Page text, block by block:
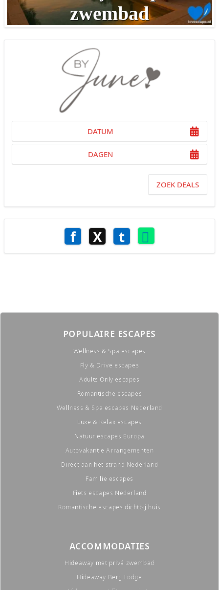
zwembad
DATUM
DAGEN
ZOEK DEALS
f X t
POPULAIRE ESCAPES
Wellness & Spa escapes
Fly & Drive escapes
Adults Only escapes
Romantische escapes
Wellness & Spa escapes Nederland
Luxe & Relax escapes
Natuur escapes Europa
Autovakantie Arrangementen
Direct aan het strand Nederland
Familie escapes
Fiets escapes Nederland
Romantische escapes dichtbij huis
ACCOMMODATIES
Hideaway met privé zwembad
Hideaway Berg Lodge